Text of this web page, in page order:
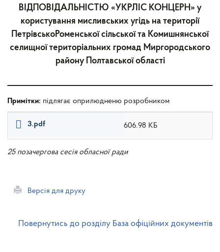
ВІДПОВІДАЛЬНІСТЮ «УКРЛІС КОНЦЕРН» у
користування мисливських угідь на території
ПетрівськоРоменської сільської та Комишнянської
селищної територіальних громад Миргородського
району Полтавської області
Примітки: підлягає оприлюдненю розробником
3.pdf 606.98 КБ
25 позачергова сесія обласної ради
Версія для друку
Повернутись до розділу База офіційних документів